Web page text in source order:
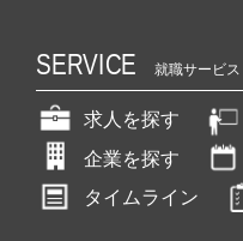
SERVICE 就職サービス
求人を探す
企業を探す
タイムライン